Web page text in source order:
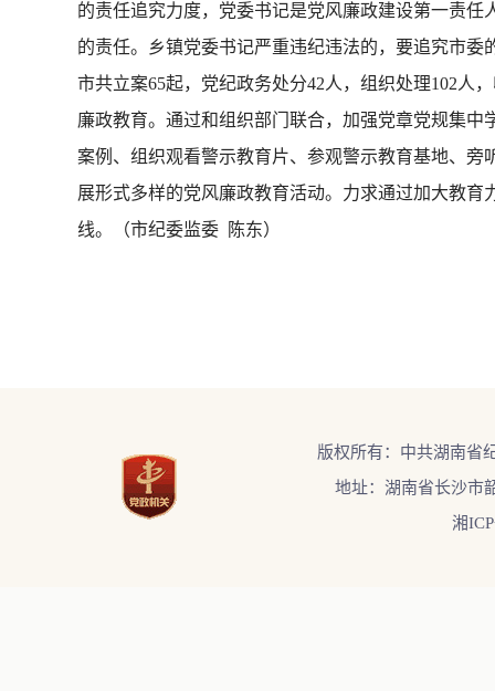
的责任追究力度，党委书记是党风廉政建设第一责
的责任。乡镇党委书记严重违纪违法的，要追究市
市共立案65起，党纪政务处分42人，组织处理102人
廉政教育。通过和组织部门联合，加强党章党规集
案例、组织观看警示教育片、参观警示教育基地、
展形式多样的党风廉政教育活动。力求通过加大教
线。（市纪委监委 陈东）
版权所有：中共湖南省
地址：湖南省长沙市
湘